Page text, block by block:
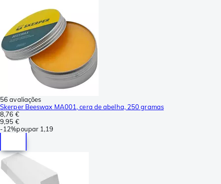
56 avaliações
Skerper Beeswax MA001, cera de abelha, 250 gramas
8,76 €
9,95 €
-12%poupar 1,19